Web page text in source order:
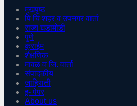
मुखपृष्ठ
पिं चिं शहर व उपनगर वार्ता
राज्य घडामोडी
पुणे
क्राईम
शैक्षणिक
मावळ व जि. वार्ता
संपादकीय
जाहिराती
इ- पेपर
About us